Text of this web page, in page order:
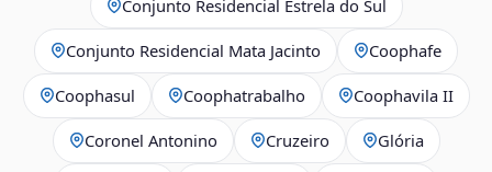
Conjunto Residencial Estrela do Sul
Conjunto Residencial Mata Jacinto Coophafe
Coophasul Coophatrabalho Coophavila II
Coronel Antonino Cruzeiro Glória